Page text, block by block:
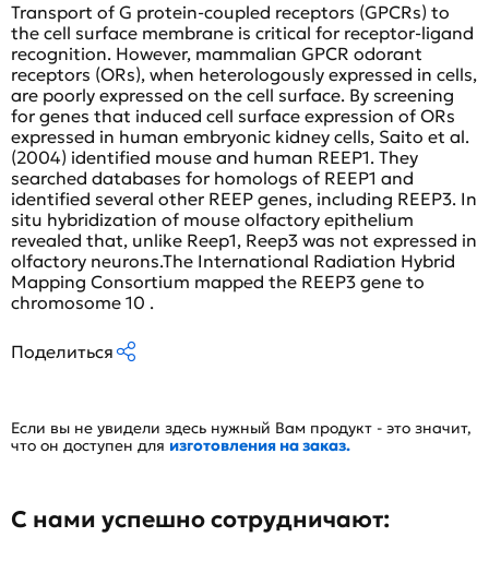
Transport of G protein-coupled receptors (GPCRs) to
the cell surface membrane is critical for receptor-ligand
recognition. However, mammalian GPCR odorant
receptors (ORs), when heterologously expressed in cells,
are poorly expressed on the cell surface. By screening
for genes that induced cell surface expression of ORs
expressed in human embryonic kidney cells, Saito et al.
(2004) identified mouse and human REEP1. They
searched databases for homologs of REEP1 and
identified several other REEP genes, including REEP3. In
situ hybridization of mouse olfactory epithelium
revealed that, unlike Reep1, Reep3 was not expressed in
olfactory neurons.The International Radiation Hybrid
Mapping Consortium mapped the REEP3 gene to
chromosome 10 .
Поделиться
Если вы не увидели здесь нужный Вам продукт - это значит,
что он доступен для изготовления на заказ.
С нами успешно сотрудничают: